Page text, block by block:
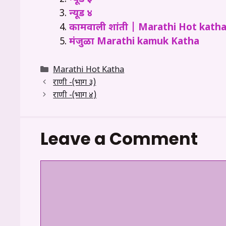
न्यूड ४
कामवाली शांती | Marathi Hot katha
मंजुळा Marathi kamuk Katha
Categories
Marathi Hot Katha
राणी -(भाग ३)
राणी -(भाग ४)
Leave a Comment